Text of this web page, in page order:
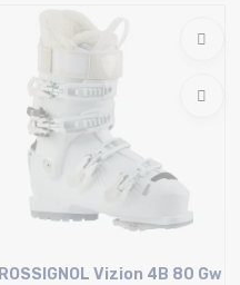
23.5 cm
ROSSIGNOL Vizion 4B 80 Gw